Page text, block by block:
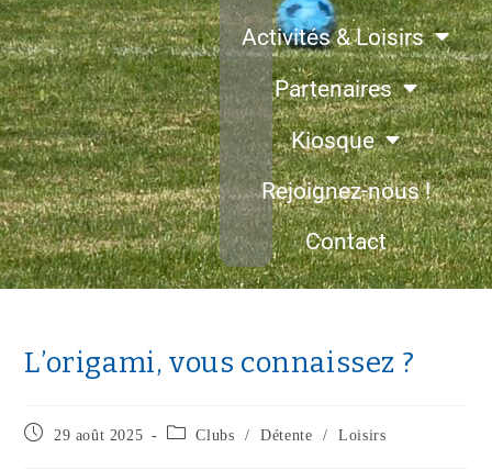
Activités & Loisirs
Partenaires
Kiosque
Rejoignez-nous !
Contact
L’origami, vous connaissez ?
29 août 2025 Clubs / Détente / Loisirs